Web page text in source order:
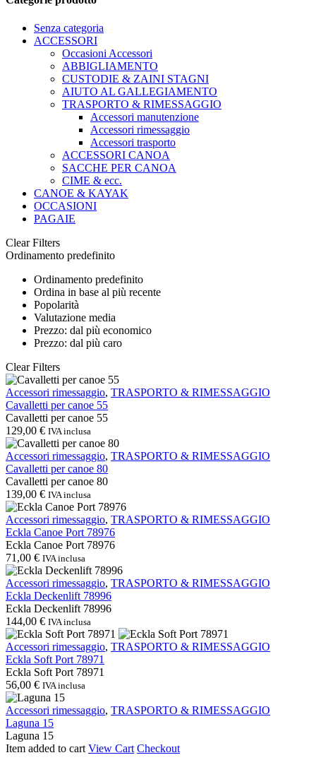
Senza categoria
ACCESSORI
Occasioni Accessori
ABBIGLIAMENTO
CUSTODIE & ZAINI STAGNI
AIUTO AL GALLEGIAMENTO
TRASPORTO & RIMESSAGGIO
Accessori manutenzione
Accessori rimessaggio
Accessori trasporto
ACCESSORI CANOA
SACCHE PER CANOA
CIME & ecc.
CANOE & KAYAK
OCCASIONI
PAGAIE
Clear Filters
Ordinamento predefinito
Ordinamento predefinito
Ordina in base al più recente
Popolarità
Valutazione media
Prezzo: dal più economico
Prezzo: dal più caro
Clear Filters
Cavalletti
per
canoe
55
Accessori rimessaggio, TRASPORTO & RIMESSAGGIO
Cavalletti per canoe 55
Cavalletti per canoe 55
129,00 € IVA inclusa
Cavalletti
per
canoe
80
Accessori rimessaggio, TRASPORTO & RIMESSAGGIO
Cavalletti per canoe 80
Cavalletti per canoe 80
139,00 € IVA inclusa
Eckla
Canoe
Port
78976
Accessori rimessaggio, TRASPORTO & RIMESSAGGIO
Eckla Canoe Port 78976
Eckla Canoe Port 78976
71,00 € IVA inclusa
Eckla
Deckenlift
78996
Accessori rimessaggio, TRASPORTO & RIMESSAGGIO
Eckla Deckenlift 78996
Eckla Deckenlift 78996
144,00 € IVA inclusa
Eckla
Soft
Port
78971
Accessori rimessaggio, TRASPORTO & RIMESSAGGIO
Eckla Soft Port 78971
Eckla Soft Port 78971
56,00 € IVA inclusa
Laguna
15
Accessori rimessaggio, TRASPORTO & RIMESSAGGIO
Laguna 15
Laguna 15
Item added to cart View Cart Checkout